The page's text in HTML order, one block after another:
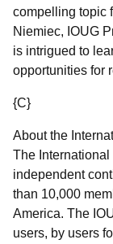
compelling topic
Niemiec, IOUG
is intrigued to
opportunities for
{C}
About the
The International
independent
than 10,000
America. The
users, by users